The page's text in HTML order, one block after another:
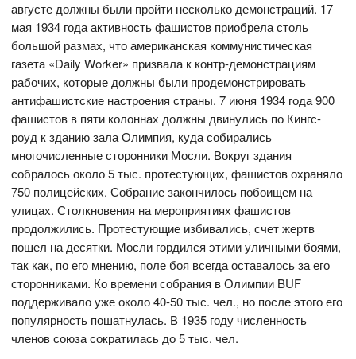
августе должны были пройти несколько демонстраций. 17
мая 1934 года активность фашистов приобрела столь
большой размах, что американская коммунистическая
газета «Daily Worker» призвала к контр-демонстрациям
рабочих, которые должны были продемонстрировать
антифашистские настроения страны. 7 июня 1934 года 900
фашистов в пяти колоннах должны двинулись по Кингс-
роуд к зданию зала Олимпия, куда собирались
многочисленные сторонники Мосли. Вокруг здания
собралось около 5 тыс. протестующих, фашистов охраняло
750 полицейских. Собрание закончилось побоищем на
улицах. Столкновения на мероприятиях фашистов
продолжились. Протестующие избивались, счет жертв
пошел на десятки. Мосли гордился этими уличными боями,
так как, по его мнению, поле боя всегда оставалось за его
сторонниками. Ко времени собрания в Олимпии BUF
поддерживало уже около 40-50 тыс. чел., но после этого его
популярность пошатнулась. В 1935 году численность
членов союза сократилась до 5 тыс. чел.